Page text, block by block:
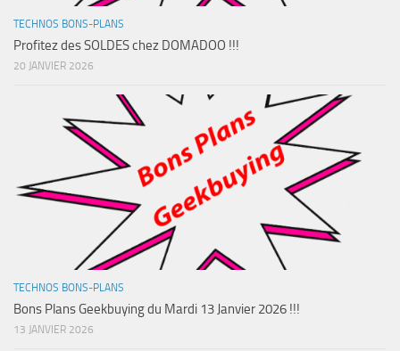
TECHNOS BONS-PLANS
Profitez des SOLDES chez DOMADOO !!!
20 JANVIER 2026
TECHNOS BONS-PLANS
Bons Plans Geekbuying du Mardi 13 Janvier 2026 !!!
13 JANVIER 2026